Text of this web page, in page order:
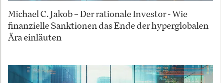
Michael C. Jakob – Der rationale Investor - Wie
finanzielle Sanktionen das Ende der hyperglobalen
Ära einläuten